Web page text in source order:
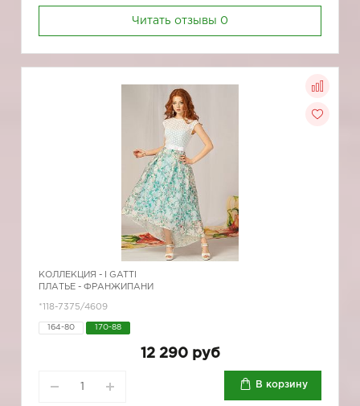
Читать отзывы 0
КОЛЛЕКЦИЯ -
I GATTI
ПЛАТЬЕ - ФРАНЖИПАНИ
*118-7375/4609
164-80 170-88
12 290 руб
В корзину